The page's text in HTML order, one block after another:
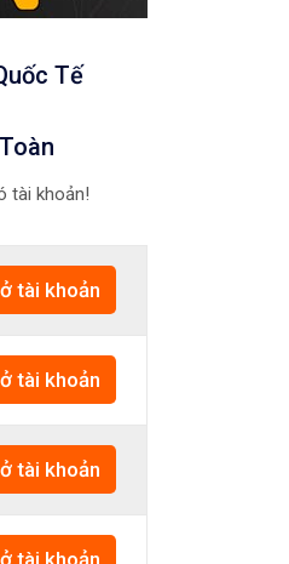
Tế
tài khoản!
tài khoản
tài khoản
tài khoản
tài khoản